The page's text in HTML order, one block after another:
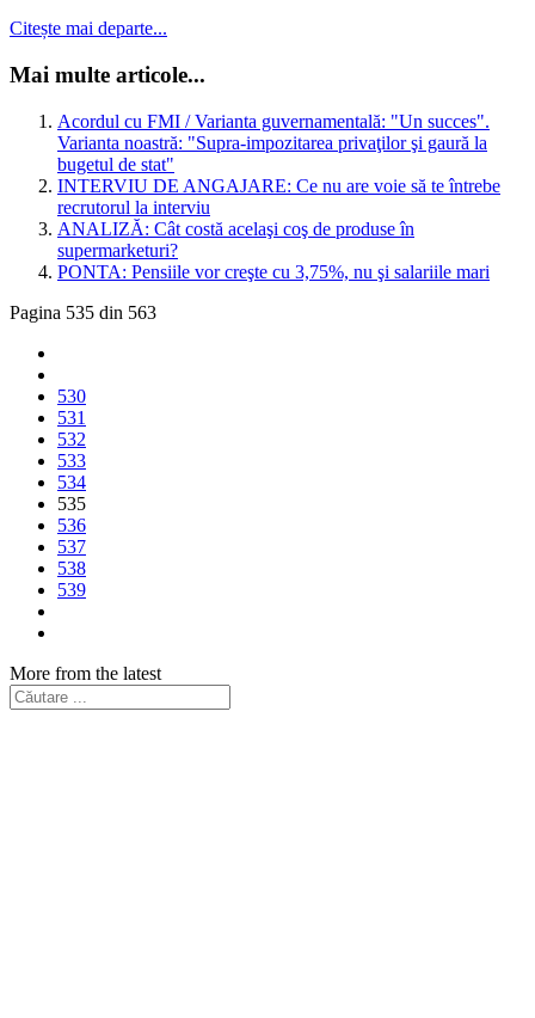
Citește mai departe...
Mai multe articole...
Acordul cu FMI / Varianta guvernamentală: "Un succes".
Varianta noastră: "Supra-impozitarea privaţilor şi gaură la
bugetul de stat"
INTERVIU DE ANGAJARE: Ce nu are voie să te întrebe
recrutorul la interviu
ANALIZĂ: Cât costă acelaşi coş de produse în
supermarketuri?
PONTA: Pensiile vor creşte cu 3,75%, nu şi salariile mari
Pagina 535 din 563
530
531
532
533
534
535
536
537
538
539
More from the latest